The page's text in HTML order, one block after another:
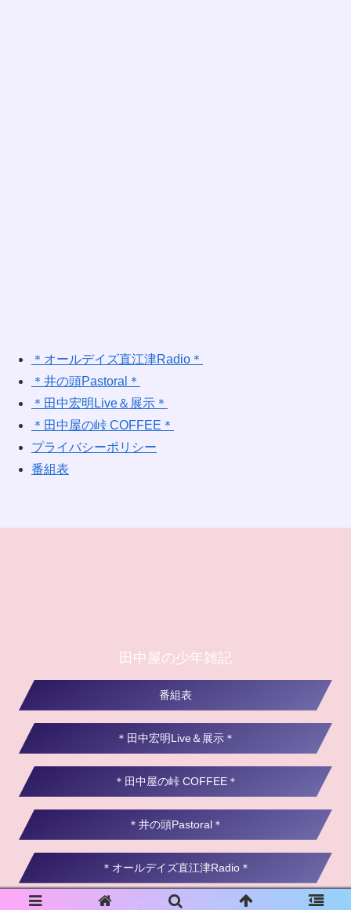
＊オールデイズ直江津Radio＊
＊井の頭Pastoral＊
＊田中宏明Live＆展示＊
＊田中屋の峠 COFFEE＊
プライバシーポリシー
番組表
田中屋の少年雑記
番組表
＊田中宏明Live＆展示＊
＊田中屋の峠 COFFEE＊
＊井の頭Pastoral＊
＊オールデイズ直江津Radio＊
© 2021 田中屋の少年雑記.